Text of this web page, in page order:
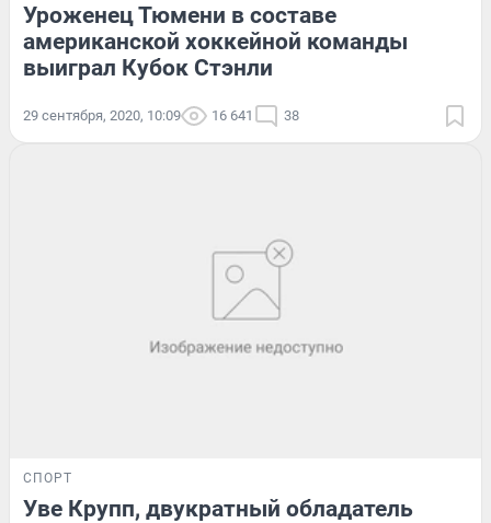
Уроженец Тюмени в составе
американской хоккейной команды
выиграл Кубок Стэнли
29 сентября, 2020, 10:09 16 641 38
СПОРТ
Уве Крупп, двукратный обладатель